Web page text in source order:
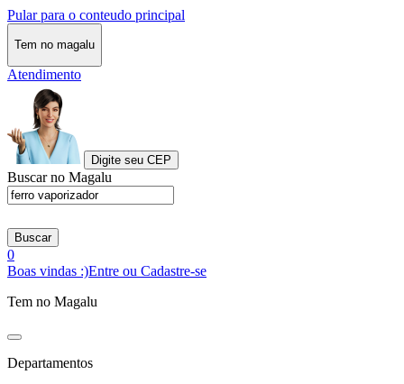
Pular para o conteudo principal
Tem no magalu
Atendimento
Digite seu CEP
Buscar no Magalu
Buscar
0
Boas vindas :)Entre ou Cadastre-se
Tem no Magalu
Departamentos